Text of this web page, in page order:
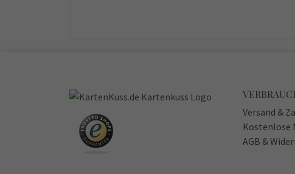
Versand &
Kostenlose
AGB &